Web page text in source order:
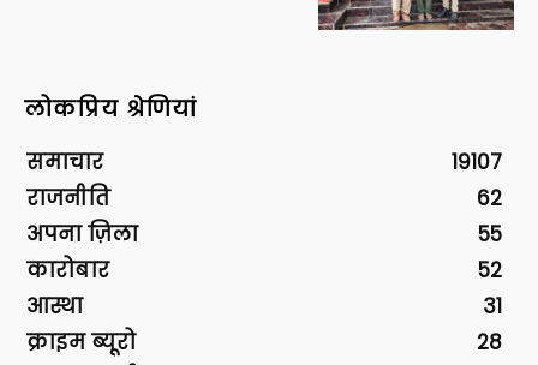
लोकप्रिय श्रेणियां
समाचार
19107
राजनीति
62
अपना ज़िला
55
कारोबार
52
आस्था
31
क्राइम ब्यूरो
28